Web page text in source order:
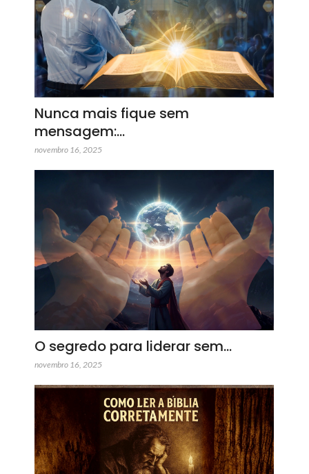
Nunca mais fique sem
mensagem:…
novembro 16, 2025
O segredo para liderar sem…
novembro 16, 2025